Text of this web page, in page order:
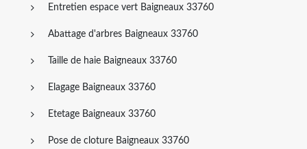
Entretien espace vert Baigneaux 33760
Abattage d'arbres Baigneaux 33760
Taille de haie Baigneaux 33760
Elagage Baigneaux 33760
Etetage Baigneaux 33760
Pose de cloture Baigneaux 33760